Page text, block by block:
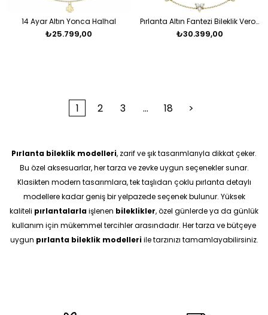
14 Ayar Altın Yonca Halhal
₺25.799,00
Pırlanta Altın Fantezi Bileklik Veronika
₺30.399,00
1 2 3 ... 18 >
Pırlanta bileklik modelleri, zarif ve şık tasarımlarıyla dikkat çeker.
Bu özel aksesuarlar, her tarza ve zevke uygun seçenekler sunar.
Klasikten modern tasarımlara, tek taşlıdan çoklu pırlanta detaylı
modellere kadar geniş bir yelpazede seçenek bulunur. Yüksek
kaliteli pırlantalarlaişlenen bileklikler, özel günlerde ya da günlük
kullanım için mükemmel tercihler arasındadır. Her tarza ve bütçeye
uygun pırlanta bileklik modelleriile tarzınızı tamamlayabilirsiniz.